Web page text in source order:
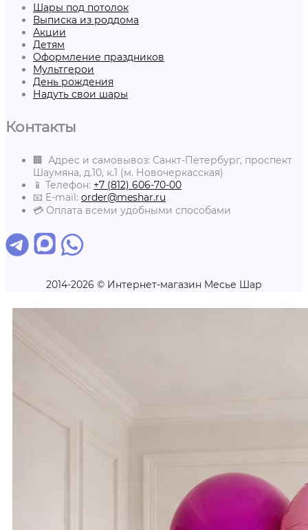
Шары под потолок
Выписка из роддома
Акции
Детям
Оформление праздников
Мультгерои
День рождения
Надуть свои шары
Контакты
🏢 Адрес и самовывоз: Санкт-Петербург, проспект
Шаумяна, д.10, к.1 (м. Новочеркасская)
📱 Телефон: +7 (812) 606-70-00
📧 E-mail: order@meshar.ru
💳 Оплата всеми удобными способами
2014-2026 © Интернет-магазин Месье Шар